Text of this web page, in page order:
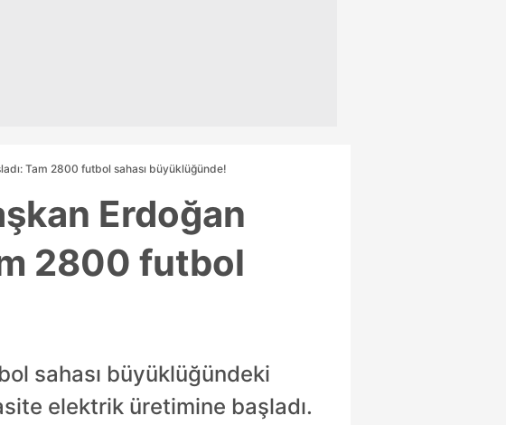
Tam 2800 futbol sahası büyüklüğünde!
Erdoğan
2800 futbol
sahası büyüklüğündeki
elektrik üretimine başladı.